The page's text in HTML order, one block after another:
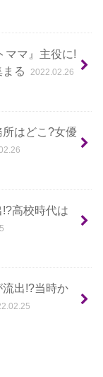
ママ』主役に!
る
2022.02.26
はどこ?女優
高校時代は
出!?当時か